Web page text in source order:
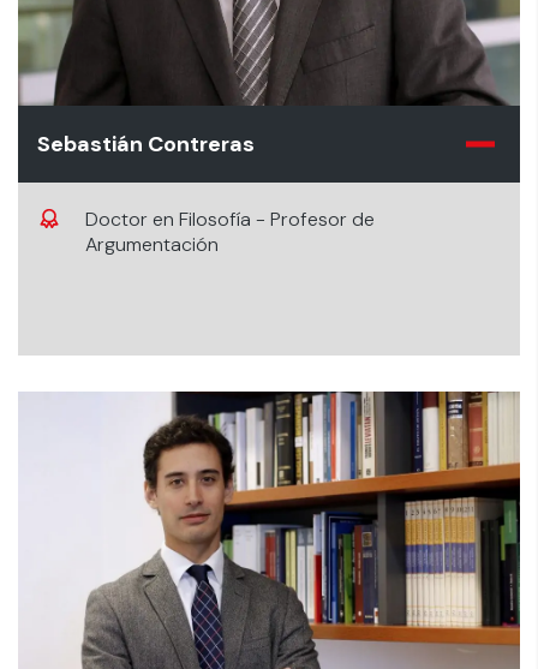
Sebastián Contreras
Doctor en Filosofía - Profesor de
Argumentación